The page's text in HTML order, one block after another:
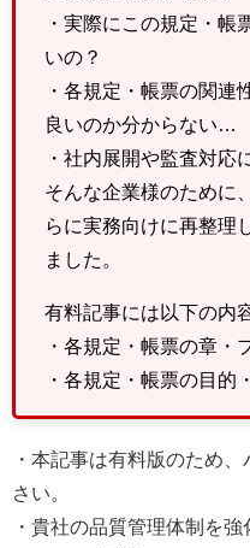
・実際にこの規定・帳
いの？
・各規定・帳票の関連
良いのか分からない…
・社内展開や監査対応
そんな企業様のために
らに実務向けに再整理
ました。
有料記事には以下の内
・各規定・帳票の章・
・各規定・帳票の目的
・本記事は有料版のため
さい。
・貴社の品質管理体制を